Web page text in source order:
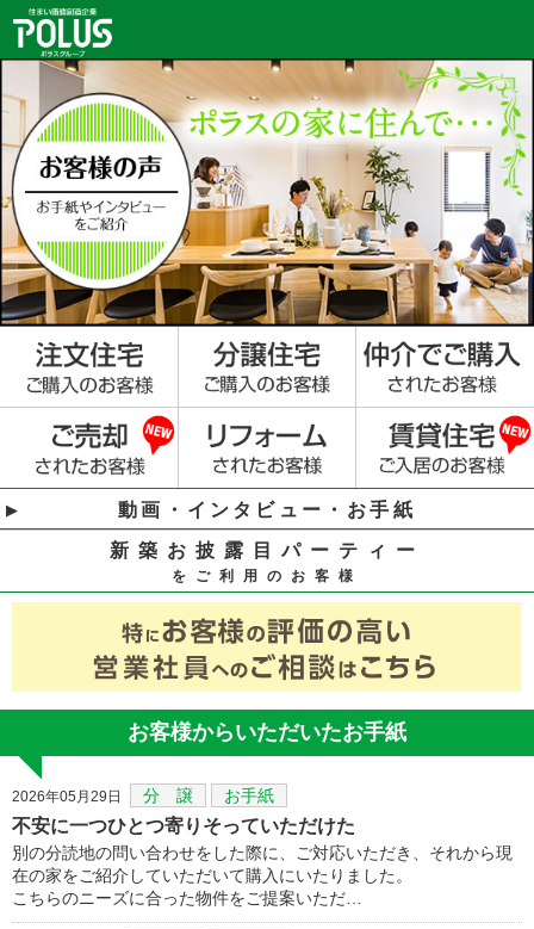
動画・インタビュー・お手紙
新築お披露目パーティー
をご利用のお客様
お客様からいただいたお手紙
2026年05月29日 分 譲 お手紙
不安に一つひとつ寄りそっていただけた
別の分読地の問い合わせをした際に、ご対応いただき、それから現
在の家をご紹介していただいて購入にいたりました。
こちらのニーズに合った物件をご提案いただ…